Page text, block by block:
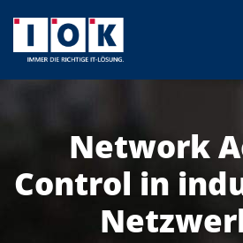
Network
Control in